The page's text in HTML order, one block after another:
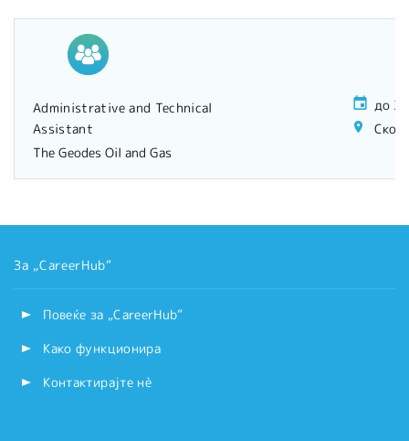
Administrative and Technical
Assistant
The Geodes Oil and Gas
до
За „CareerHub“
Повеќе за „CareerHub“
Како функционира
Контактирајте нѐ